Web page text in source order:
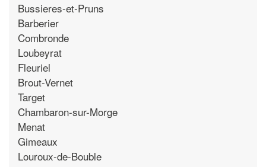
Bussieres-et-Pruns
Barberier
Combronde
Loubeyrat
Fleuriel
Brout-Vernet
Target
Chambaron-sur-Morge
Menat
Gimeaux
Louroux-de-Bouble